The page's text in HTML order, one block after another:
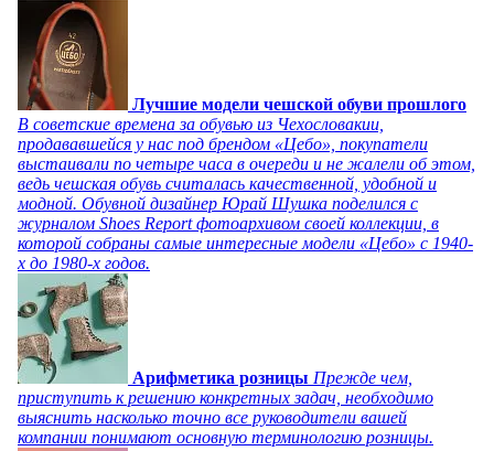
Лучшие модели чешской обуви прошлого
В советские времена за обувью из Чехословакии,
продававшейся у нас под брендом «Цебо», покупатели
выстаивали по четыре часа в очереди и не жалели об этом,
ведь чешская обувь считалась качественной, удобной и
модной. Обувной дизайнер Юрай Шушка поделился с
журналом Shoes Report фотоархивом своей коллекции, в
которой собраны самые интересные модели «Цебо» с 1940-
х до 1980-х годов.
Арифметика розницы Прежде чем,
приступить к решению конкретных задач, необходимо
выяснить насколько точно все руководители вашей
компании понимают основную терминологию розницы.